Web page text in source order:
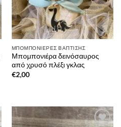
ΜΠΟΜΠΟΝΙΈΡΕΣ ΒΆΠΤΙΣΗΣ
Μπομπονιέρα δεινόσαυρος
από χρυσό πλέξι γκλας
€2,00